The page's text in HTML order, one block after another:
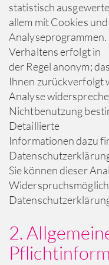
statistisch
allem mit Cookies
Verhaltens erfolgt in
der Regel anonym;
Ihnen zurückverfolgt
Analyse
Nichtbenutzung
Detaillierte
Informationen dazu
Sie können dieser
2.